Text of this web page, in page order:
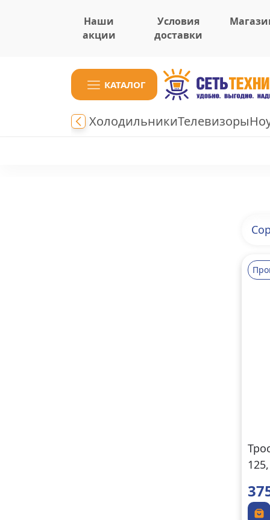
Наши
акции
Условия
доставки
КАТАЛОГ
ХолодильникиТелевизоры